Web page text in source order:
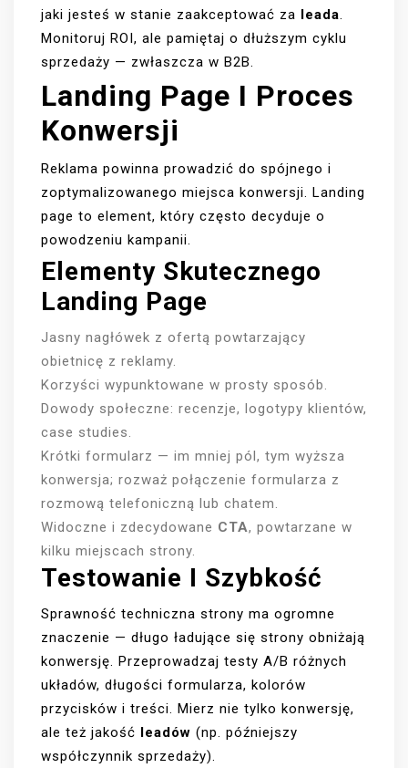
jaki jesteś w stanie zaakceptować za leada.
Monitoruj ROI, ale pamiętaj o dłuższym cyklu
sprzedaży — zwłaszcza w B2B.
Landing Page I Proces
Konwersji
Reklama powinna prowadzić do spójnego i
zoptymalizowanego miejsca konwersji. Landing
page to element, który często decyduje o
powodzeniu kampanii.
Elementy Skutecznego
Landing Page
Jasny nagłówek z ofertą powtarzający
obietnicę z reklamy.
Korzyści wypunktowane w prosty sposób.
Dowody społeczne: recenzje, logotypy klientów,
case studies.
Krótki formularz — im mniej pól, tym wyższa
konwersja; rozważ połączenie formularza z
rozmową telefoniczną lub chatem.
Widoczne i zdecydowane CTA, powtarzane w
kilku miejscach strony.
Testowanie I Szybkość
Sprawność techniczna strony ma ogromne
znaczenie — długo ładujące się strony obniżają
konwersję. Przeprowadzaj testy A/B różnych
układów, długości formularza, kolorów
przycisków i treści. Mierz nie tylko konwersję,
ale też jakość leadów (np. późniejszy
współczynnik sprzedaży).